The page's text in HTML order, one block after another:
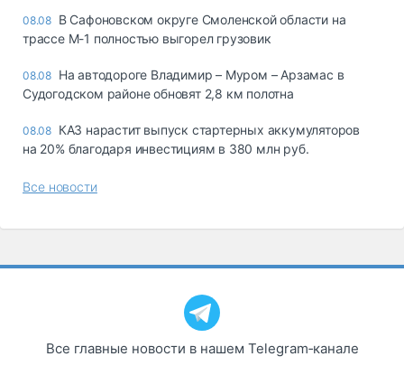
08.08 В Сафоновском округе Смоленской области на
трассе М-1 полностью выгорел грузовик
08.08 На автодороге Владимир – Муром – Арзамас в
Судогодском районе обновят 2,8 км полотна
08.08 КАЗ нарастит выпуск стартерных аккумуляторов
на 20% благодаря инвестициям в 380 млн руб.
Все новости
Все главные новости в нашем Telegram‑канале